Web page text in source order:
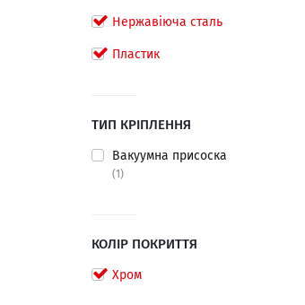
Нержавіюча сталь
Пластик
ТИП КРІПЛЕННЯ
Вакуумна присоска
(1)
КОЛІР ПОКРИТТЯ
Хром